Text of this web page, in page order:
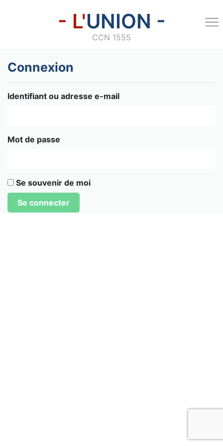
- L'UNION -
CCN 1555
Connexion
Identifiant ou adresse e-mail
Mot de passe
Se souvenir de moi